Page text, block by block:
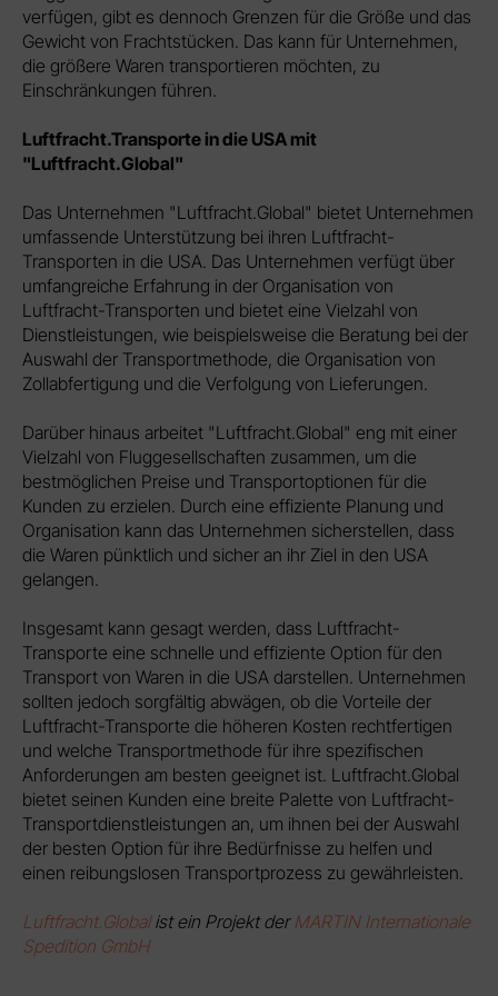
verfügen, gibt es dennoch Grenzen für die Größe und das
Gewicht von Frachtstücken. Das kann für Unternehmen,
die größere Waren transportieren möchten, zu
Einschränkungen führen.
Luftfracht.Transporte in die USA mit
"Luftfracht.Global"
Das Unternehmen "Luftfracht.Global" bietet Unternehmen
umfassende Unterstützung bei ihren Luftfracht-
Transporten in die USA. Das Unternehmen verfügt über
umfangreiche Erfahrung in der Organisation von
Luftfracht-Transporten und bietet eine Vielzahl von
Dienstleistungen, wie beispielsweise die Beratung bei der
Auswahl der Transportmethode, die Organisation von
Zollabfertigung und die Verfolgung von Lieferungen.
Darüber hinaus arbeitet "Luftfracht.Global" eng mit einer
Vielzahl von Fluggesellschaften zusammen, um die
bestmöglichen Preise und Transportoptionen für die
Kunden zu erzielen. Durch eine effiziente Planung und
Organisation kann das Unternehmen sicherstellen, dass
die Waren pünktlich und sicher an ihr Ziel in den USA
gelangen.
Insgesamt kann gesagt werden, dass Luftfracht-
Transporte eine schnelle und effiziente Option für den
Transport von Waren in die USA darstellen. Unternehmen
sollten jedoch sorgfältig abwägen, ob die Vorteile der
Luftfracht-Transporte die höheren Kosten rechtfertigen
und welche Transportmethode für ihre spezifischen
Anforderungen am besten geeignet ist. Luftfracht.Global
bietet seinen Kunden eine breite Palette von Luftfracht-
Transportdienstleistungen an, um ihnen bei der Auswahl
der besten Option für ihre Bedürfnisse zu helfen und
einen reibungslosen Transportprozess zu gewährleisten.
Luftfracht.Globalist ein Projekt derMARTIN Internationale
Spedition GmbH
Verwendung genauer Standortdaten
Endgeräteeigenschaften zur Identifikation aktiv abfragen